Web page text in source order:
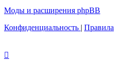
Моды и расширения phpBB
Конфиденциальность | Правила